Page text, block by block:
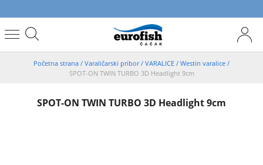
Početna strana / Varaličarski pribor/ VARALICE / Westin varalice /
SPOT-ON TWIN TURBO 3D Headlight 9cm
SPOT-ON TWIN TURBO 3D Headlight 9cm